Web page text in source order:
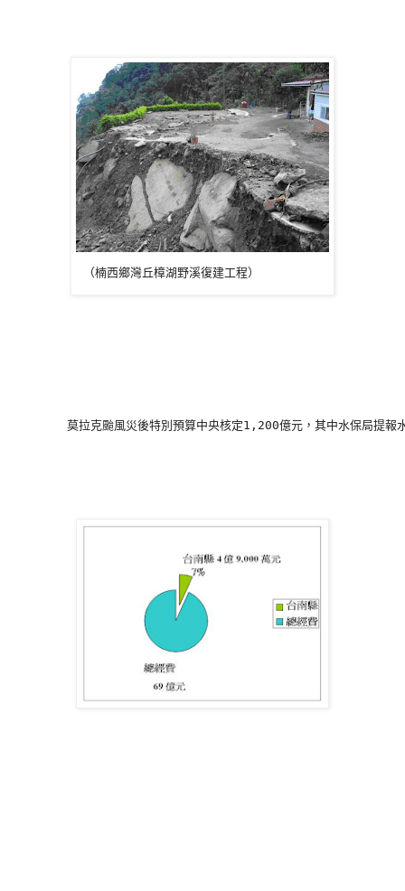
（楠西鄉灣丘樟湖野溪復建工程）
莫拉克颱風災後特別預算中央核定1,200億元，其中水保局提報